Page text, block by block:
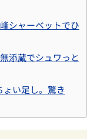
シャーベットでひ
添蔵でシュワっと
い足し。驚き